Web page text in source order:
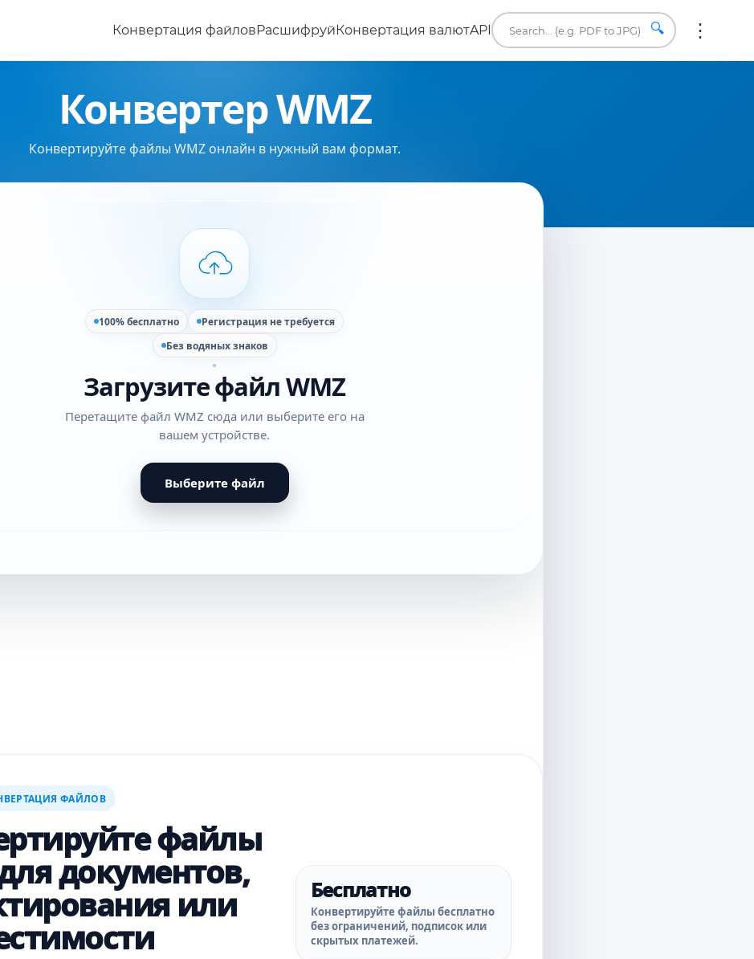
Конвертация файловРасшифруйКонвертация валютAPI 🔍
Конвертер WMZ
Конвертируйте файлы WMZ онлайн в нужный вам формат.
100% бесплатно
Регистрация не требуется
Без водяных знаков
Загрузите файл WMZ
Перетащите файл WMZ сюда или выберите его на
вашем устройстве.
Выберите файл
ФАЙЛОВ
файлы
документов,
или Бесплатно
Конвертируйте файлы бесплатно
без ограничений, подписок или
скрытых платежей.